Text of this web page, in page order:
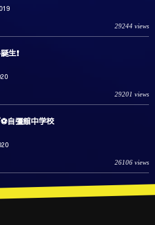
29244 views
生❗️
29201 views
自彊館中学校
26106 views